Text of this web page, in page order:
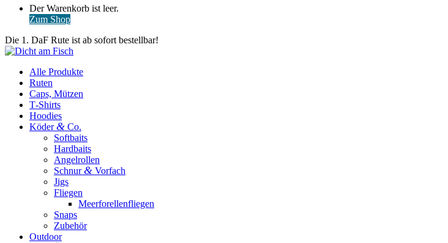
Warenkorb
ansehen
Der Warenkorb ist leer.
Zum Shop
Die 1. DaF Rute ist ab sofort bestellbar!
Alle Produkte
Ruten
Caps, Mützen
T‑Shirts
Hoodies
Köder& Co.
Softbaits
Hardbaits
Angelrollen
Schnur& Vorfach
Jigs
Fliegen
Meerforellenfliegen
Snaps
Zubehör
Outdoor